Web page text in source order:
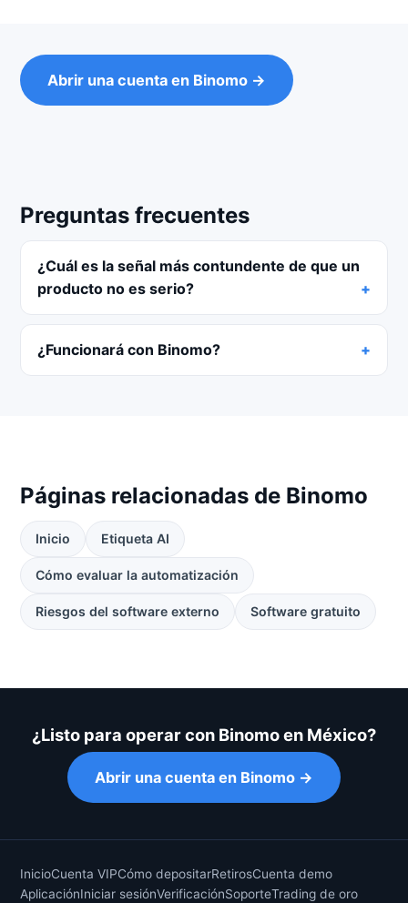
Abrir una cuenta en Binomo →
Preguntas frecuentes
¿Cuál es la señal más contundente de que un
producto no es serio?
¿Funcionará con Binomo?
Páginas relacionadas de Binomo
Inicio Etiqueta AI
Cómo evaluar la automatización
Riesgos del software externo Software gratuito
¿Listo para operar con Binomo en México?
Abrir una cuenta en Binomo →
InicioCuenta VIPCómo depositarRetirosCuenta demo
AplicaciónIniciar sesiónVerificaciónSoporteTrading de oro